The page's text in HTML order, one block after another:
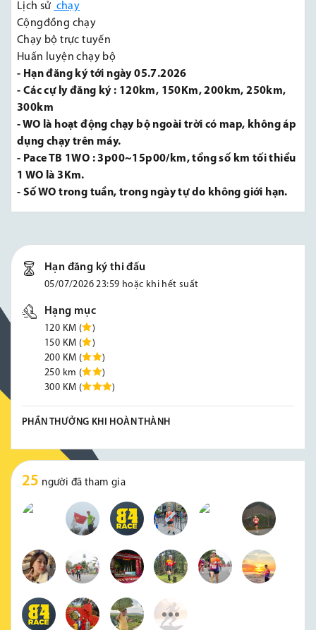
Lịch sử chạy
Cộngđồng chạy
Chạy bộ trực tuyến
Huấn luyện chạy bộ
- Hạn đăng ký tới ngày 05.7.2026
- Các cự ly đăng ký : 120km, 150Km, 200km, 250km,
300km
- WO là hoạt động chạy bộ ngoài trời có map, không áp
dụng chạy trên máy.
- Pace TB 1WO : 3p00~15p00/km, tổng số km tối thiểu
1 WO là 3Km.
- Số WO trong tuần, trong ngày tự do không giới hạn.
Hạn đăng ký thi đấu
05/07/2026 23:59 hoặc khi hết suất
Hạng mục
120 KM (
)
150 KM (
)
200 KM (
)
250 km (
)
300 KM (
)
PHẦN THƯỞNG KHI HOÀN THÀNH
25 người đã tham gia